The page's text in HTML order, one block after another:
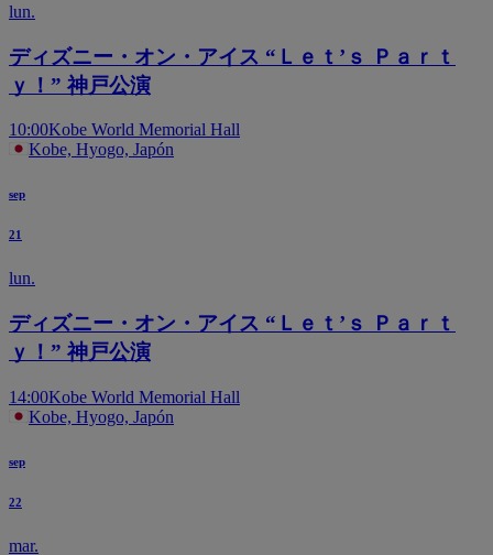
lun.
ディズニー・オン・アイス “Ｌｅｔ’ｓ Ｐａｒｔ
ｙ！” 神戸公演
10:00Kobe World Memorial Hall
Kobe, Hyogo, Japón
sep
21
lun.
ディズニー・オン・アイス “Ｌｅｔ’ｓ Ｐａｒｔ
ｙ！” 神戸公演
14:00Kobe World Memorial Hall
Kobe, Hyogo, Japón
sep
22
mar.